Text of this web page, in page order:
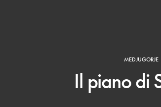
MEDJUGORJE
Il piano di